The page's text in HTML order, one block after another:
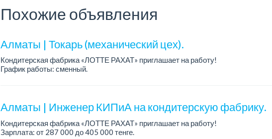
Похожие объявления
Алматы | Токарь (механический цех).
Кондитерская фабрика «ЛОТТЕ РАХАТ» приглашает на работу!
График работы: сменный.
Алматы | Инженер КИПиА на кондитерскую фабрику.
Кондитерская фабрика «ЛОТТЕ РАХАТ» приглашает на работу!
Зарплата: от 287 000 до 405 000 тенге.